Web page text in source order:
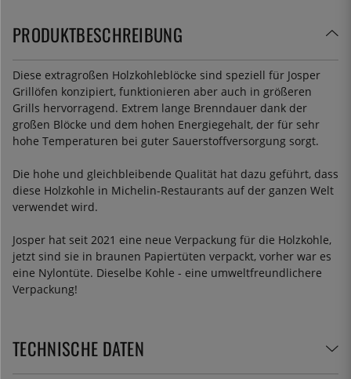
PRODUKTBESCHREIBUNG
Diese extragroßen Holzkohleblöcke sind speziell für Josper
Grillöfen konzipiert, funktionieren aber auch in größeren
Grills hervorragend. Extrem lange Brenndauer dank der
großen Blöcke und dem hohen Energiegehalt, der für sehr
hohe Temperaturen bei guter Sauerstoffversorgung sorgt.
Die hohe und gleichbleibende Qualität hat dazu geführt, dass
diese Holzkohle in Michelin-Restaurants auf der ganzen Welt
verwendet wird.
Josper hat seit 2021 eine neue Verpackung für die Holzkohle,
jetzt sind sie in braunen Papiertüten verpackt, vorher war es
eine Nylontüte. Dieselbe Kohle - eine umweltfreundlichere
Verpackung!
TECHNISCHE DATEN